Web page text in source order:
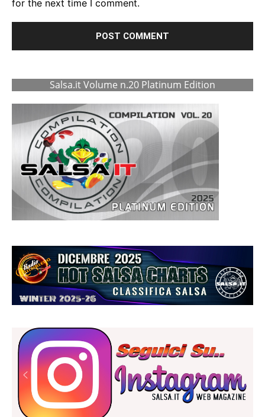
for the next time I comment.
Salsa.it Volume n.20 Platinum Edition